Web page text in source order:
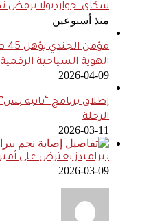
سكاي: جوارديولا يرفض
منذ أسبوعين
الهوية السياحية
2026-04-09
إطلاق برنامج “ثانية
الرحلة
2026-03-11
بيراميدز يعترض على
2026-03-09